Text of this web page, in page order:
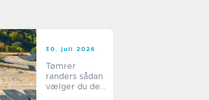
30. juli 2026
Tømrer
randers sådan
vælger du den